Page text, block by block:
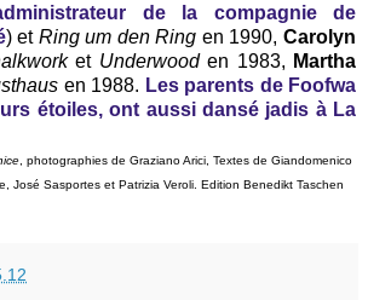
de la compagnie de
) et Ring um den Ring en 1990,Carolyn
et Underwooden 1983, Martha
en 1988. Les parents de Foofwa
étoiles, ont aussi dansé jadis à La
, photographies de Graziano Arici, Textes de Giandomenico
José Sasportes et Patrizia Veroli. Edition Benedikt Taschen